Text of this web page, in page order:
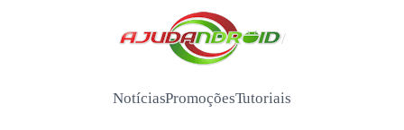
/
NotíciasPromoçõesTutoriais